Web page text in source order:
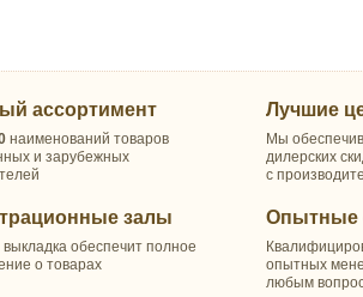
ассортимент
наименований товаров
и зарубежных
залы
обеспечит полное
о товарах
Лучшие
Мы
дилерских
с
Опытные
опытных
любым